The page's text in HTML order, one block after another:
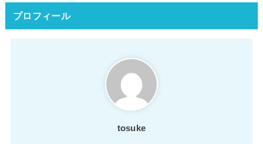
プロフィール
tosuke